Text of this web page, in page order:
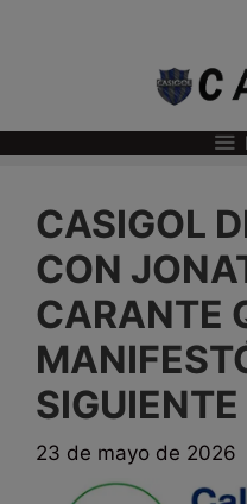
CASIGOL
CON
CARANTE
SIGUIENTE
23 de mayo de 2026